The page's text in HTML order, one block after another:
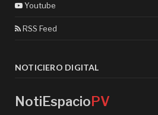
Youtube
RSS Feed
NOTICIERO DIGITAL
NotiEspacioPV